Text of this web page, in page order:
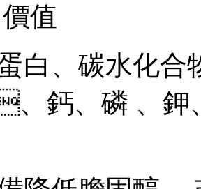
值
、碳水化合
、磷 、鉀